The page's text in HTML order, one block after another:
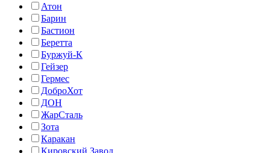
Атон
Барин
Бастион
Беретта
Буржуй-К
Гейзер
Гермес
ДоброХот
ДОН
ЖарСталь
Зота
Каракан
Кировский Завод